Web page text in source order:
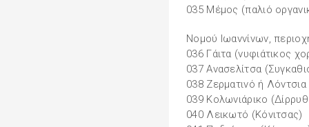
035 Μέµος (παλιό
Νοµού Ιωαννίνων,
036 Γάιτα (νυφιάτικος
037 Ανασελίτσα
038 Ζερµατινό ή
039 Κολωνιάρικο
040 Λεικωτό (Κόνιτσας)